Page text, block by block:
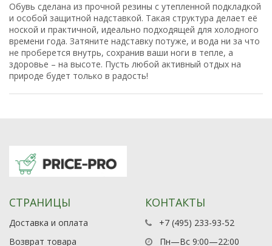
Обувь сделана из прочной резины с утепленной подкладкой
и особой защитной надставкой. Такая структура делает её
ноской и практичной, идеально подходящей для холодного
времени года. Затяните надставку потуже, и вода ни за что
не проберется внутрь, сохранив ваши ноги в тепле, а
здоровье – на высоте. Пусть любой активный отдых на
природе будет только в радость!
СТРАНИЦЫ
Доставка и оплата
Возврат товара
КОНТАКТЫ
+7 (495) 233-93-52
Пн—Вс 9:00—22:00